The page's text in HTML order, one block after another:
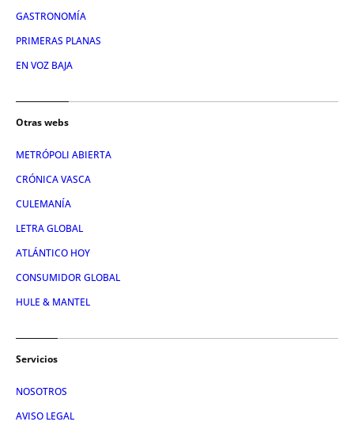
GASTRONOMÍA
PRIMERAS PLANAS
EN VOZ BAJA
Otras webs
METRÓPOLI ABIERTA
CRÓNICA VASCA
CULEMANÍA
LETRA GLOBAL
ATLÁNTICO HOY
CONSUMIDOR GLOBAL
HULE & MANTEL
Servicios
NOSOTROS
AVISO LEGAL